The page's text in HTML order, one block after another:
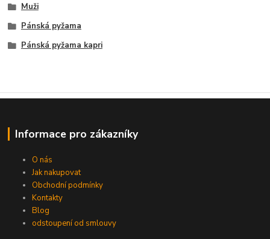
Muži
Pánská pyžama
Pánská pyžama kapri
Informace pro zákazníky
O nás
Jak nakupovat
Obchodní podmínky
Kontakty
Blog
odstoupení od smlouvy